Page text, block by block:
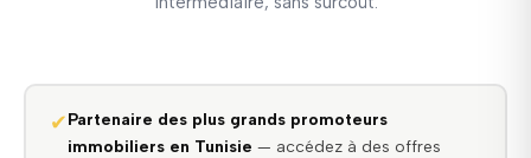
✔Partenaire des plus grands promoteurs
immobiliers en Tunisie — accédez à des offres